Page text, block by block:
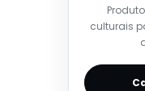
culturais